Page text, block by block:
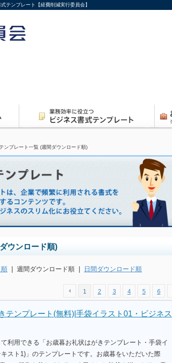
テンプレート【経費削減実行委員会】
ンプレート一覧 (週間ダウンロード順)
ウンロード順)
順 | 週間ダウンロード順 | 日間ダウンロード順
1 2 3 4 5 6
テンプレート(無料)|手袋イラスト01・ビジネス
利用できる「お歳暮お礼状はがきテンプレート・手袋イ
スト1)」のテンプレートです。お歳暮をいただいた際